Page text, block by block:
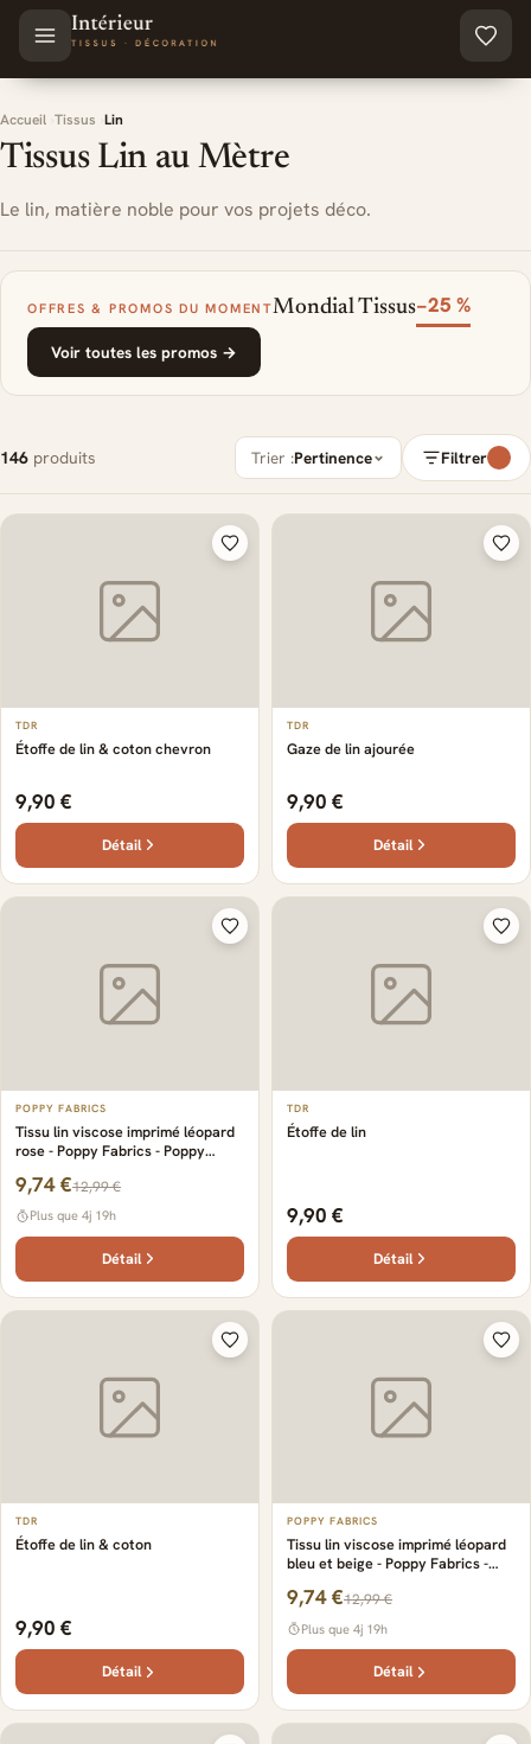
Aller au contenu principal
Accueil Tissus Lin
Tissus Lin au Mètre
Le lin, matière noble pour vos projets déco.
OFFRES & PROMOS DU MOMENTMondial Tissus−25 %
Voir toutes les promos →
146 produits Trier :Pertinence Filtrer
TDR
Étoffe de lin & coton chevron
9,90 €
Détail
TDR
Gaze de lin ajourée
9,90 €
Détail
POPPY FABRICS
Tissu lin viscose imprimé léopard
rose - Poppy Fabrics - Poppy
9,74 €12,99 €
Plus que 4j 19h
Détail
TDR
Étoffe de lin
9,90 €
Détail
TDR
Étoffe de lin & coton
9,90 €
Détail
POPPY FABRICS
Tissu lin viscose imprimé léopard
bleu et beige - Poppy Fabrics -
9,74 €12,99 €
Plus que 4j 19h
Détail